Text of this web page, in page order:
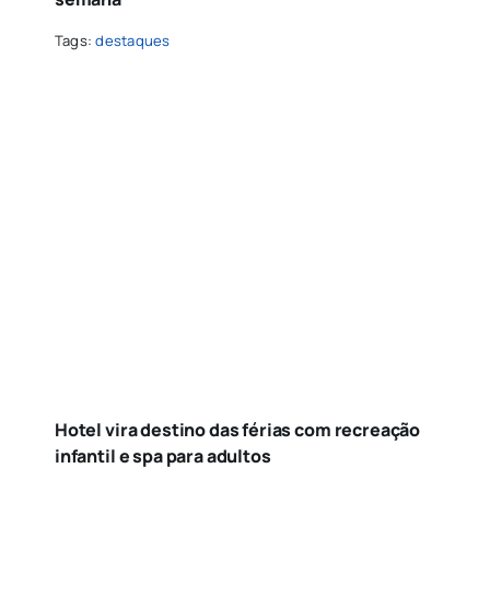
Tags:destaques
Hotel vira destino das férias com recreação
infantil e spa para adultos